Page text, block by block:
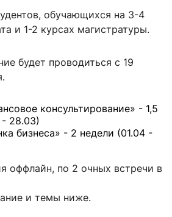
обучающихся на 3-4
и 1-2 курсах магистратуры.
будет проводиться с 19
консультирование» - 1,5
- 28.03)
бизнеса» - 2 недели (01.04 -
оффлайн, по 2 очных встречи в
и темы ниже.